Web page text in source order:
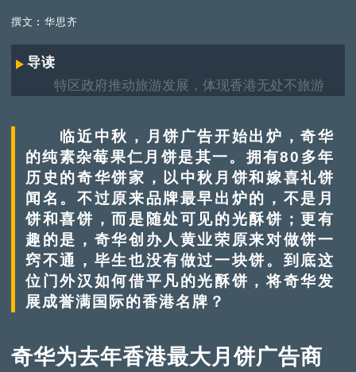
撰文︰华思齐
导读
特区政府推动旅游发展，体现香港无处不旅游
旧城中环深度游、特色社区—香港龙城深度游、纪
律先锋巡礼、开放旧油麻地警署、“四山”旅游、发
展前红磡铁路货运码头。“9大香港旅游热点”系列文
章，将带大家了解更多这些旅游热点和它们背后的
故事。
临近中秋，月饼广告开始出炉，奇华
的纯素杂莓果仁月饼是其一。拥有80多年
历史的奇华饼家，以中秋月饼和嫁喜礼饼
闻名。不过原来品牌最早出炉的，不是月
饼和喜饼，而是随处可见的光酥饼；更有
趣的是，奇华创办人黄业荣原来对做饼一
窍不通，毕生也没有做过一块饼。到底这
位门外汉如何借平凡的光酥饼，将奇华发
展成誉满国际的香港名牌？
奇华为去年香港最大月饼广告商